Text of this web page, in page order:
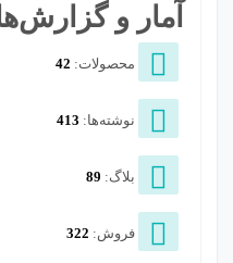
آمار و
محصولات: 42
نوشته‌ها: 413
بلاگ: 89
فروش: 322